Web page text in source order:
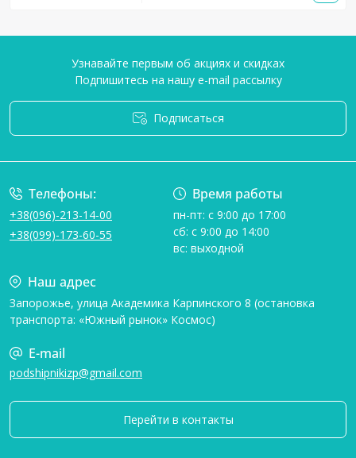
Узнавайте первым об акциях и скидках
Подпишитесь на нашу e-mail рассылку
Подписаться
Телефоны:
+38(096)-213-14-00
+38(099)-173-60-55
Время работы
пн-пт: с 9:00 до 17:00
сб: с 9:00 до 14:00
вс: выходной
Наш адрес
Запорожье, улица Академика Карпинского 8 (остановка
транспорта: «Южный рынок» Космос)
E-mail
podshipnikizp@gmail.com
Перейти в контакты